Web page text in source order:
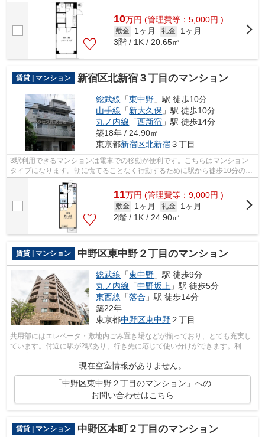
の良さも魅力の物件です。満足できる素...
10万円 (管理費等：5,000円 )
敷金 1ヶ月 礼金
1ヶ月
3階 / 1K / 20.65㎡
賃貸 | マンション 新宿区北新宿３丁目のマンション
総武線 「東中野 」駅 徒歩10分
山手線 「新大久保 」駅 徒歩10分
丸ノ内線 「西新宿 」駅 徒歩14分
築18年 / 24.90㎡
東京都新宿区北新宿３丁目
3駅利用できるマンションは電車での移動が便利です。こちらはマンション
タイプになります。朝に慌てることなく行動するために駅から徒歩10分の駅
近マンションはいかがでしょうか。初期...
11万円 (管理費等：9,000円 )
敷金 1ヶ月 礼金
1ヶ月
2階 / 1K / 24.90㎡
賃貸 | マンション 中野区東中野２丁目のマンション
総武線 「東中野 」駅 徒歩9分
丸ノ内線 「中野坂上 」駅 徒歩5分
東西線 「落合 」駅 徒歩14分
築22年
東京都中野区東中野２丁目
共用部にはエレベータ・敷地内ごみ置き場などが揃っており、とても充実し
ています。付近に駅が2駅あり、行き先に応じて使い分けができます。利便
性の高い徒歩9分の物件です。こちらの...
現在空室情報がありません。
「中野区東中野２丁目のマンション」への
お問い合わせはこちら
賃貸 | マンション 中野区本町２丁目のマンション